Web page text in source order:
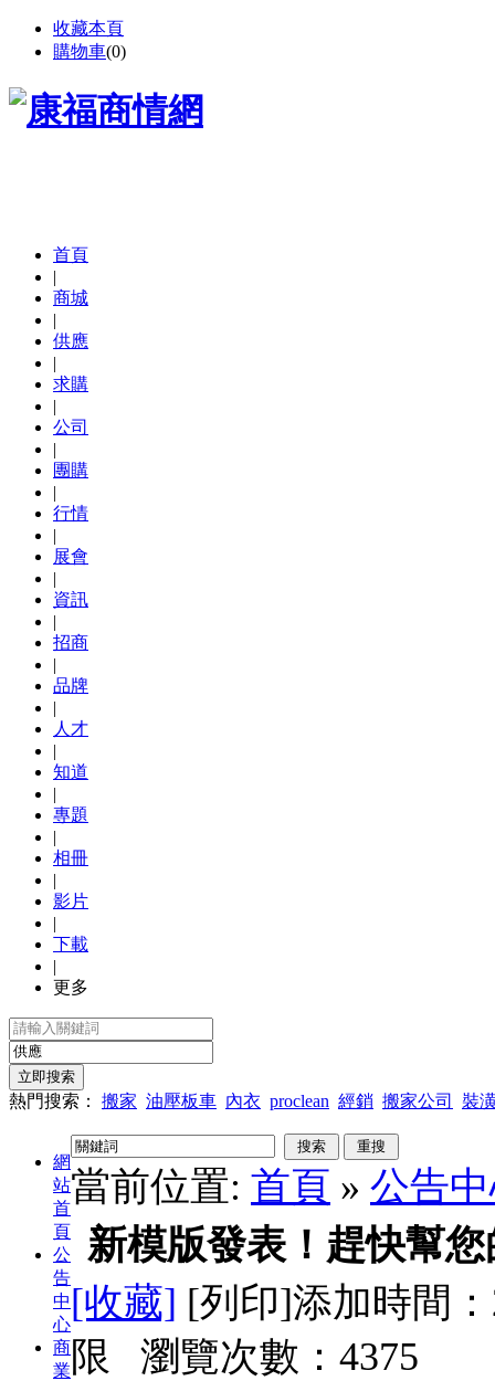
收藏本頁
購物車(0)
首頁
|
商城
|
供應
|
求購
|
公司
|
團購
|
行情
|
展會
|
資訊
|
招商
|
品牌
|
人才
|
知道
|
專題
|
相冊
|
影片
|
下載
|
更多
熱門搜索： 搬家 油壓板車 內衣 proclean 經銷 搬家公司 裝
網
站
首
頁
公
告
中
心
商
業
當前位置: 首頁 » 公告
新模版發表！趕快幫
[收藏] [列印]添加時間
限 瀏覽次數： 4375